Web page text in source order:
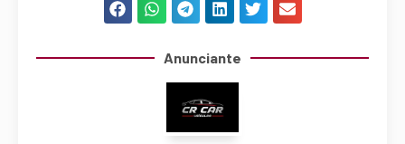
Anunciante